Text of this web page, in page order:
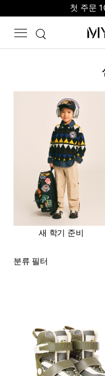
₩900,000 이
새 학기 준비
분류 필터